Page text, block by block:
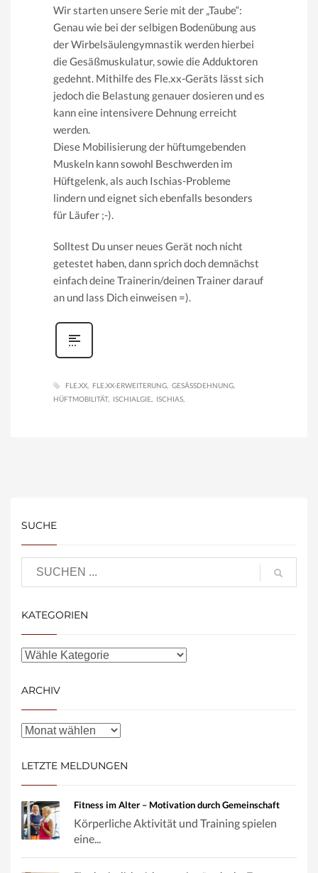
Wir starten unsere Serie mit der „Taube“:
Genau wie bei der selbigen Bodenübung aus
der Wirbelsäulengymnastik werden hierbei
die Gesäßmuskulatur, sowie die Adduktoren
gedehnt. Mithilfe des Fle.xx-Geräts lässt sich
jedoch die Belastung genauer dosieren und es
kann eine intensivere Dehnung erreicht
werden.
Diese Mobilisierung der hüftumgebenden
Muskeln kann sowohl Beschwerden im
Hüftgelenk, als auch Ischias-Probleme
lindern und eignet sich ebenfalls besonders
für Läufer ;-).
Solltest Du unser neues Gerät noch nicht
getestet haben, dann sprich doch demnächst
einfach deine Trainerin/deinen Trainer darauf
an und lass Dich einweisen =).
FLE.XX FLE.XX-ERWEITERUNG GESÄSSDEHNUNG
HÜFTMOBILITÄT
ISCHIALGIE ISCHIAS
SUCHE
KATEGORIEN
ARCHIV
LETZTE MELDUNGEN
Fitness im Alter – Motivation durch Gemeinschaft
Körperliche Aktivität und Training spielen
eine...